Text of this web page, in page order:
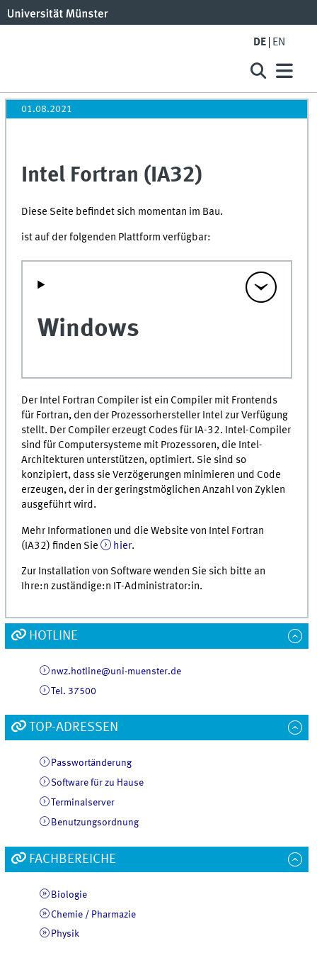
DE EN
01.08.2021
Intel Fortran (IA32)
Diese Seite befindet sich momentan im Bau.
ist auf der folgenden Plattform verfügbar:
Windows
Der Intel Fortran Compiler ist ein Compiler mit Frontends
für Fortran, den der Prozessorhersteller Intel zur Verfügung
stellt. Der Compiler erzeugt Codes für IA-32. Intel-Compiler
sind für Computersysteme mit Prozessoren, die Intel-
Architekturen unterstützen, optimiert. Sie sind so
konzipiert, dass sie Verzögerungen minimieren und Code
erzeugen, der in der geringstmöglichen Anzahl von Zyklen
ausgeführt wird.
Mehr Informationen und die Website von Intel Fortran
(IA32) finden Sie
hier.
Zur Installation von Software wenden Sie sich bitte an
Ihre:n zuständige:n IT-Administrator:in.
HOTLINE
nwz.hotline@uni-muenster.de
Tel. 37500
TOP-ADRESSEN
Passwortänderung
Software für zu Hause
Terminalserver
Benutzungsordnung
FACHBEREICHE
Biologie
Chemie / Pharmazie
Physik